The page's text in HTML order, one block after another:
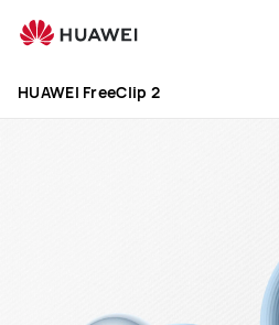
FreeClip
HUAWEI FreeClip 2